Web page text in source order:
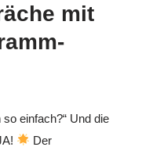
mit
einfach?“ Und die
Der